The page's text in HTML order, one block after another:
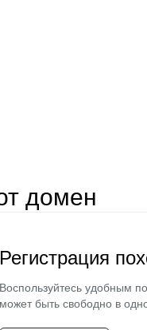
домен
Регистрация
Воспользуйтесь удобным
может быть свободно в